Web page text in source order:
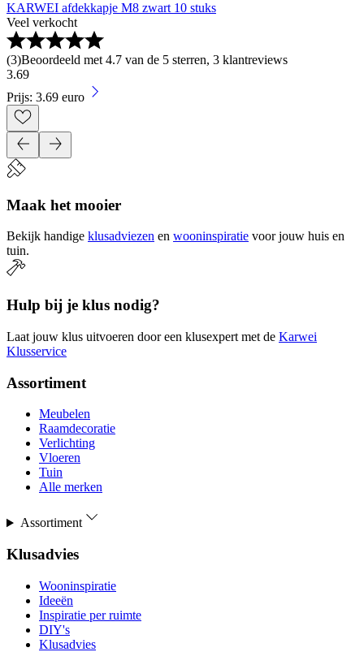
KARWEI afdekkapje M8 zwart 10 stuks
Veel verkocht
(3)Beoordeeld met 4.7 van de 5 sterren, 3 klantreviews
3.69
Prijs: 3.69 euro
Maak het mooier
Bekijk handige klusadviezen en wooninspiratie voor jouw huis en
tuin.
Hulp bij je klus nodig?
Laat jouw klus uitvoeren door een klusexpert met de Karwei
Klusservice
Assortiment
Meubelen
Raamdecoratie
Verlichting
Vloeren
Tuin
Alle merken
Assortiment
Klusadvies
Wooninspiratie
Ideeën
Inspiratie per ruimte
DIY's
Klusadvies